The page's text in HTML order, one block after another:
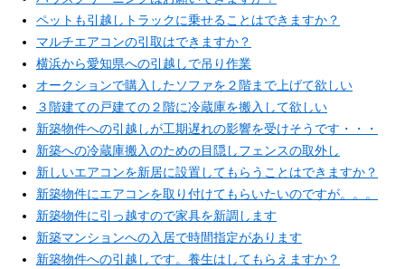
ペットも引越しトラックに乗せることはできますか？
マルチエアコンの引取はできますか？
横浜から愛知県への引越しで吊り作業
オークションで購入したソファを２階まで上げて欲しい
３階建ての戸建ての２階に冷蔵庫を搬入して欲しい
新築物件への引越しが工期遅れの影響を受けそうです・・・
新築への冷蔵庫搬入のための目隠しフェンスの取外し
新しいエアコンを新居に設置してもらうことはできますか？
新築物件にエアコンを取り付けてもらいたいのですが。。。
新築物件に引っ越すので家具を新調します
新築マンションへの入居で時間指定があります
新築物件への引越しです。養生はしてもらえますか？